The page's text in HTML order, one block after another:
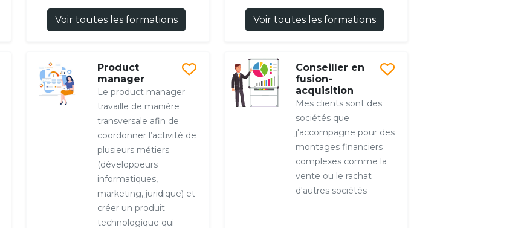
Voir toutes les formations Voir toutes les formations
Product
manager
Le product manager
travaille de manière
transversale afin de
coordonner l’activité de
plusieurs métiers
(développeurs
informatiques,
marketing, juridique) et
créer un produit
technologique qui
Conseiller en
fusion-
acquisition
Mes clients sont des
sociétés que
j'accompagne pour des
montages financiers
complexes comme la
vente ou le rachat
d'autres sociétés